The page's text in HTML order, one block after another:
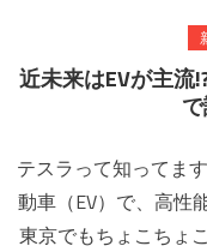
近未来はEVが主流
テスラって知ってま
動車（EV）で、高性
東京でもちょこちょ